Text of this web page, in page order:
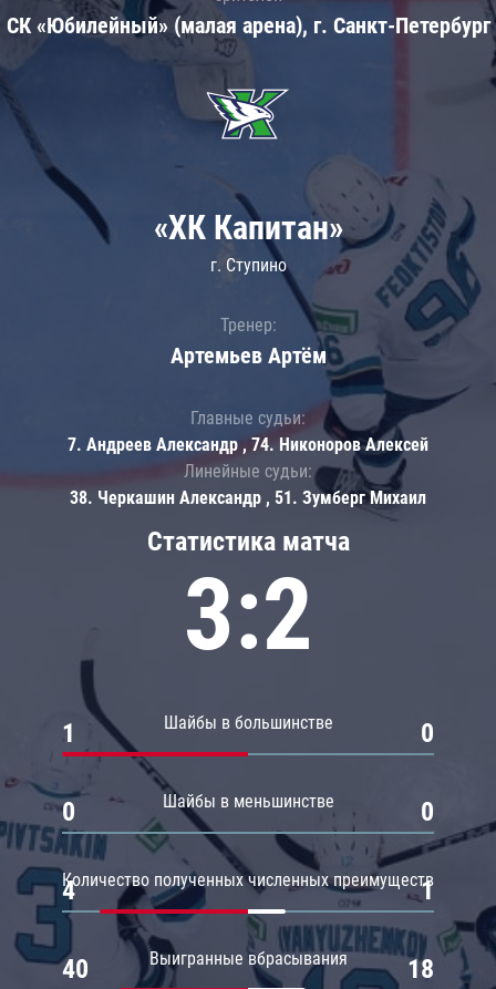
СК «Юбилейный» (малая арена), г. Санкт-Петербург
Статистика матча
3:2
Шайбы в большинстве
1 0
Шайбы в меньшинстве
0 0
Количество полученных численных преимуществ
4 1
Выигранные вбрасывания
40 18
«ХК Капитан»
г. Ступино
Тренер:
Артемьев Артём
Главные судьи:
7. Андреев Александр , 74. Никоноров Алексей
Линейные судьи:
38. Черкашин Александр , 51. Зумберг Михаил